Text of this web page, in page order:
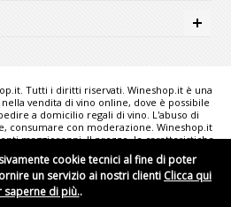
cookie tecnici al fine di poter
un servizio ai nostri clienti Clicca qui
saperne di più..
Tutti i diritti riservati. Wineshop.it è una
vendita di vino online, dove è possibile
a domicilio regali di vino. L'abuso di
consumare con moderazione. Wineshop.it
maggiorenni. Il prezzo, le caratteristiche
variare senza preavviso. Le foto
illustrative e possono non corrispondere
- the web reference for Italian Wine
registrato da WINESHOP.IT S.r.l..